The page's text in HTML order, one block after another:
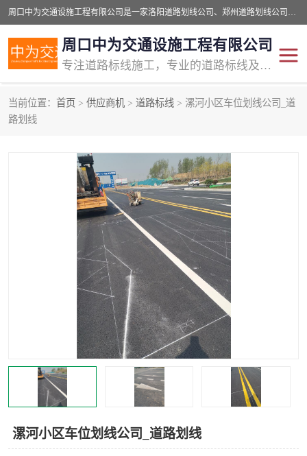
周口中为交通设施工程有限公司是一家洛阳道路划线公司、郑州道路划线公司、平顶山道路车位划线公司、开封车位划线公司、许昌道路车位划线公司、漯河道路车位划线公司，公司始终坚持“诚信、匠心、专注”的宗旨；我们的经营理念是：的服务。
周口中为交通设施工程有限公司
专注道路标线施工，专业的道路标线及交通设施施工服务商!
当前位置： 首页 > 供应商机 > 道路标线 > 漯河小区车位划线公司_道
路划线
漯河小区车位划线公司_道路划线
交通道路标线
道路标线划线 马路标线
道路划线